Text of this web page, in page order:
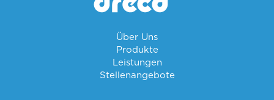
Über Uns
Produkte
Leistungen
Stellenangebote